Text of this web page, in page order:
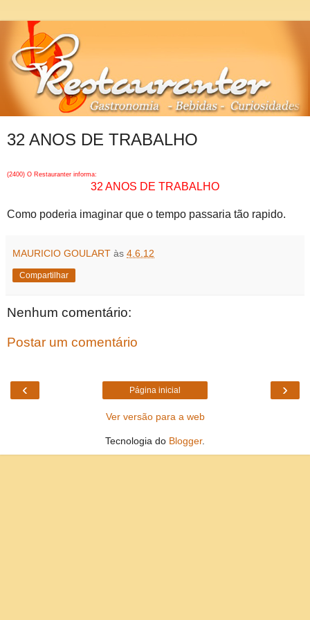
32 ANOS DE TRABALHO
(2400) O Restauranter informa:
32 ANOS DE TRABALHO
Como poderia imaginar que o tempo passaria tão rapido.
MAURICIO GOULART às 4.6.12
Compartilhar
Nenhum comentário:
Postar um comentário
‹ ›
Página inicial
Ver versão para a web
Tecnologia do Blogger.